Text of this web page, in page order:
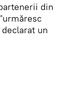
din
un